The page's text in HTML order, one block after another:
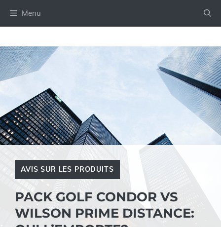
Menu
AVIS SUR LES PRODUITS
PACK GOLF CONDOR VS
WILSON PRIME DISTANCE: